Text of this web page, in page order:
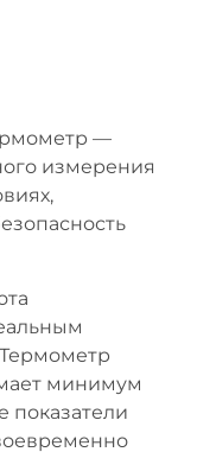
—
измерения
минимум
показатели